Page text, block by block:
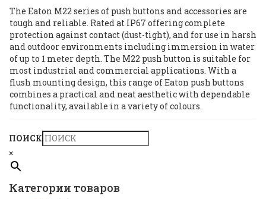
The Eaton M22 series of push buttons and accessories are
tough and reliable. Rated at IP67 offering complete
protection against contact (dust-tight), and for use in harsh
and outdoor environments including immersion in water
of up to 1 meter depth. The M22 push button is suitable for
most industrial and commercial applications. With a
flush mounting design, this range of Eaton push buttons
combines a practical and neat aesthetic with dependable
functionality, available in a variety of colours.
ПОИСК
×
Категории товаров